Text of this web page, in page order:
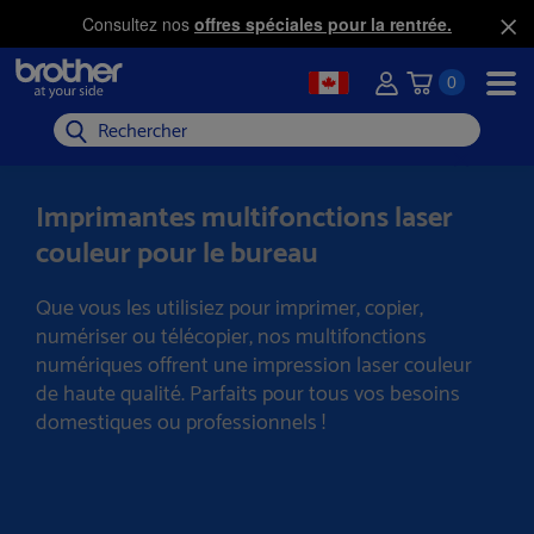
Consultez nos offres spéciales pour la rentrée.
0
Rechercher
Imprimantes multifonctions laser
couleur pour le bureau
Que vous les utilisiez pour imprimer, copier,
numériser ou télécopier, nos multifonctions
numériques offrent une impression laser couleur
de haute qualité. Parfaits pour tous vos besoins
domestiques ou professionnels !